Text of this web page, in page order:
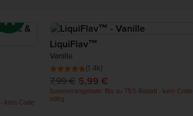
kein Code
LiquiFlav™
Vanille
(1.4k)
7,99 € 5,99 €
Sommerangebote: Bis zu 75% Rabatt - kein Code
nötig